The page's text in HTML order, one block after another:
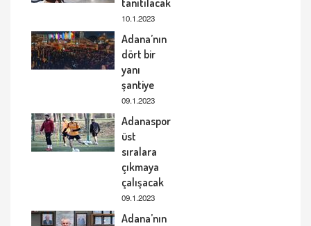
tanıtılacak
10.1.2023
Adana’nın
dört bir
yanı
şantiye
09.1.2023
Adanaspor
üst
sıralara
çıkmaya
çalışacak
09.1.2023
Adana’nın